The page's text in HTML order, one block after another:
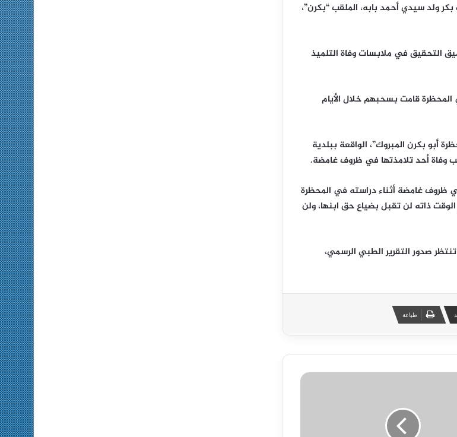
ولد سيدي أحمد بابه، الملقب “بكرن”،
التحقيق في ملابسات وفاة التلميذ
قامت بسحبهم خلال الأيام
أبو بكرن المبروك”، الواقعة ببلدية
وفاة أحد تلامذتها في ظروف غامضة.
ظروف غامضة أثناء دراسته في المحظرة
ذاته لن تقبل بضياع حق ابنها، ولن
صدور التقرير الطبي الرسمي،
طباعة